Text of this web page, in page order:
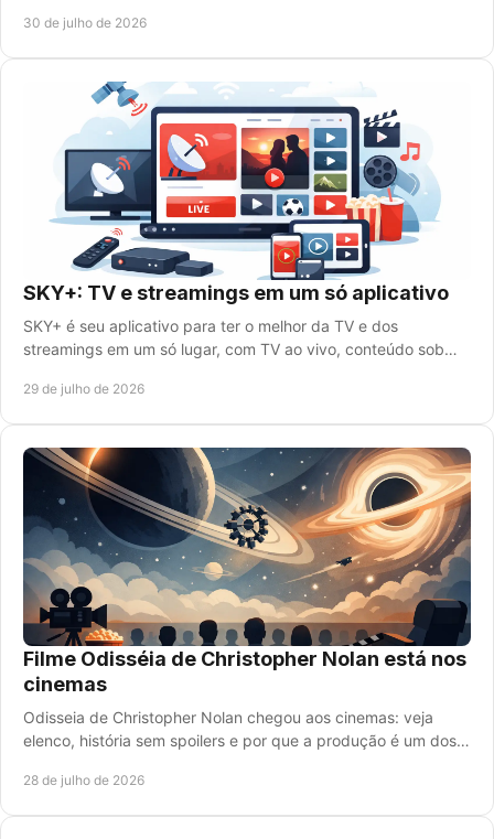
30 de julho de 2026
SKY+: TV e streamings em um só aplicativo
SKY+ é seu aplicativo para ter o melhor da TV e dos
streamings em um só lugar, com TV ao vivo, conteúdo sob
29 de julho de 2026
Filme Odisséia de Christopher Nolan está nos
cinemas
Odisseia de Christopher Nolan chegou aos cinemas: veja
elenco, história sem spoilers e por que a produção é um dos
28 de julho de 2026